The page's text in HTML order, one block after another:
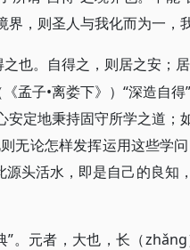
，则圣人与我化而为一，
也。自得之，则居之安；
孟子•离娄下》）“深造自
定地秉持固守所学之道；
无论怎样发挥运用这些学
源头活水，即是自己的良知
”。元者，大也，长（